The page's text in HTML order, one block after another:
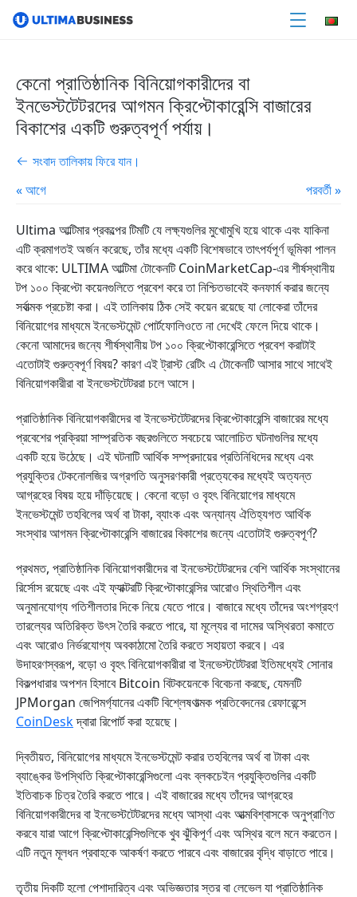
কেনো প্রাতিষ্ঠানিক বিনিয়োগকারীদের বা
ইনভেস্টটেটরদের আগমন ক্রিপ্টোকারেন্সি বাজারের
বিকাশের একটি গুরুত্বপূর্ণ পর্যায়।
সংবাদ তালিকায় ফিরে যান।
« আগে
পরবর্তী »
Ultima আল্টিমার প্রকল্পের টিমটি যে লক্ষ্যগুলির মুখোমুখি হয়ে থাকে এবং যাকিনা
এটি ক্রমাগতই অর্জন করেছে, তাঁর মধ্যে একটি বিশেষভাবে তাৎপর্যপূর্ণ ভূমিকা পালন
করে থাকে: ULTIMA আল্টিমা টোকেনটি CoinMarketCap-এর শীর্ষস্থানীয়
টপ ১০০ ক্রিপ্টো কয়েনগুলিতে প্রবেশ করে তা নিশ্চিতভাবেই কনফার্ম করার জন্যে
সর্বাত্মক প্রচেষ্টা করা। এই তালিকায় ঠিক সেই কয়েন রয়েছে যা লোকেরা তাঁদের
বিনিয়োগের মাধ্যমে ইনভেস্টমেন্ট পোর্টফোলিওতে না দেখেই ফেলে দিয়ে থাকে।
কেনো আমাদের জন্যে শীর্ষস্থানীয় টপ ১০০ ক্রিপ্টোকারেন্সিতে প্রবেশ করাটাই
এতোটাই গুরুত্বপূর্ণ বিষয়? কারণ এই ট্রাস্ট রেটিং এ টোকেনটি আসার সাথে সাথেই
বিনিয়োগকারীরা বা ইনভেস্টটেটররা চলে আসে।
প্রাতিষ্ঠানিক বিনিয়োগকারীদের বা ইনভেস্টটেটরদের ক্রিপ্টোকারেন্সি বাজারের মধ্যে
প্রবেশের প্রক্রিয়া সাম্প্রতিক বছরগুলিতে সবচেয়ে আলোচিত ঘটনাগুলির মধ্যে
একটি হয়ে উঠেছে। এই ঘটনাটি আর্থিক সম্প্রদায়ের প্রতিনিধিদের মধ্যে এবং
প্রযুক্তির টেকনোলজির অগ্রগতি অনুসরণকারী প্রত্যেকের মধ্যেই অত্যন্ত
আগ্রহের বিষয় হয়ে দাঁড়িয়েছে। কেনো বড়ো ও বৃহৎ বিনিয়োগের মাধ্যমে
ইনভেস্টমেন্ট তহবিলের অর্থ বা টাকা, ব্যাংক এবং অন্যান্য ঐতিহ্যগত আর্থিক
সংস্থার আগমন ক্রিপ্টোকারেন্সি বাজারের বিকাশের জন্যে এতোটাই গুরুত্বপূর্ণ?
প্রথমত, প্রাতিষ্ঠানিক বিনিয়োগকারীদের বা ইনভেস্টটেটরদের বেশি আর্থিক সংস্থানের
রির্সোস রয়েছে এবং এই ফ্যাক্টরটি ক্রিপ্টোকারেন্সির আরোও স্থিতিশীল এবং
অনুমানযোগ্য গতিশীলতার দিকে নিয়ে যেতে পারে। বাজারে মধ্যে তাঁদের অংশগ্রহণ
তারল্যের অতিরিক্ত উৎস তৈরি করতে পারে, যা মূল্যের বা দামের অস্থিরতা কমাতে
এবং আরোও নির্ভরযোগ্য অবকাঠামো তৈরি করতে সহায়তা করবে। এর
উদাহরণস্বরূপ, বড়ো ও বৃহৎ বিনিয়োগকারীরা বা ইনভেস্টটেটররা ইতিমধ্যেই সোনার
বিকল্পধারার অপশন হিসাবে Bitcoin বিটকয়েনকে বিবেচনা করছে, যেমনটি
JPMorgan জেপিমর্গ্যানের একটি বিশ্লেষণাত্মক প্রতিবেদনের রেফারেন্সে
CoinDeskদ্বারা রিপোর্ট করা হয়েছে।
দ্বিতীয়ত, বিনিয়োগের মাধ্যমে ইনভেস্টমেন্ট করার তহবিলের অর্থ বা টাকা এবং
ব্যাঙ্কের উপস্থিতি ক্রিপ্টোকারেন্সিগুলো এবং ব্লকচেইন প্রযুক্তিগুলির একটি
ইতিবাচক চিত্র তৈরি করতে পারে। এই বাজারের মধ্যে তাঁদের আগ্রহের
বিনিয়োগকারীদের বা ইনভেস্টটেটরদের মধ্যে আস্থা এবং আত্মবিশ্বাসকে অনুপ্রাণিত
করবে যারা আগে ক্রিপ্টোকারেন্সিগুলিকে খুব ঝুঁকিপূর্ণ এবং অস্থির বলে মনে করতেন।
এটি নতুন মূলধন প্রবাহকে আকর্ষণ করতে পারবে এবং বাজারের বৃদ্ধি বাড়াতে পারে।
তৃতীয় দিকটি হলো পেশাদারিত্ব এবং অভিজ্ঞতার স্তর বা লেভেল যা প্রাতিষ্ঠানিক